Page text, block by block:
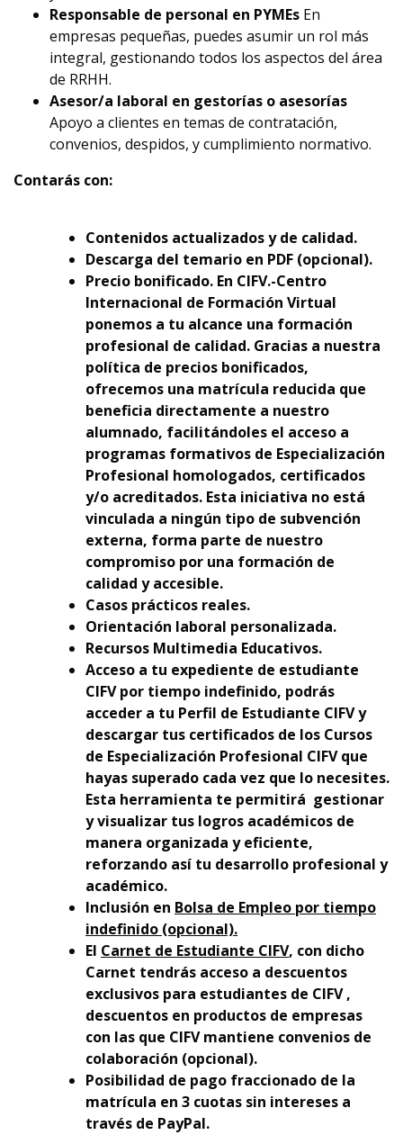
Responsable de personal en PYMEs En
empresas pequeñas, puedes asumir un rol más
integral, gestionando todos los aspectos del área
de RRHH.
Asesor/a laboral en gestorías o asesorías
Apoyo a clientes en temas de contratación,
convenios, despidos, y cumplimiento normativo.
Contarás con:
Contenidos actualizados y de calidad.
Descarga del temario en PDF (opcional).
Precio bonificado. En CIFV.-Centro
Internacional de Formación Virtual
ponemos a tu alcance una formación
profesional de calidad. Gracias a nuestra
política de precios bonificados,
ofrecemos una matrícula reducida que
beneficia directamente a nuestro
alumnado, facilitándoles el acceso a
programas formativos de Especialización
Profesional homologados, certificados
y/o acreditados. Esta iniciativa no está
vinculada a ningún tipo de subvención
externa, forma parte de nuestro
compromiso por una formación de
calidad y accesible.
Casos prácticos reales.
Orientación laboral personalizada.
Recursos Multimedia Educativos.
Acceso a tu expediente de estudiante
CIFV por tiempo indefinido, podrás
acceder a tu Perfil de Estudiante CIFV y
descargar tus certificados de los Cursos
de Especialización Profesional CIFV que
hayas superado cada vez que lo necesites.
Esta herramienta te permitirá gestionar
y visualizar tus logros académicos de
manera organizada y eficiente,
reforzando así tu desarrollo profesional y
académico.
Inclusión en Bolsa de Empleo por tiempo
indefinido (opcional).
El Carnet de Estudiante CIFV, con dicho
Carnet tendrás acceso a descuentos
exclusivos para estudiantes de CIFV ,
descuentos en productos de empresas
con las que CIFV mantiene convenios de
colaboración (opcional).
Posibilidad de pago fraccionado de la
matrícula en 3 cuotas sin intereses a
través de PayPal.